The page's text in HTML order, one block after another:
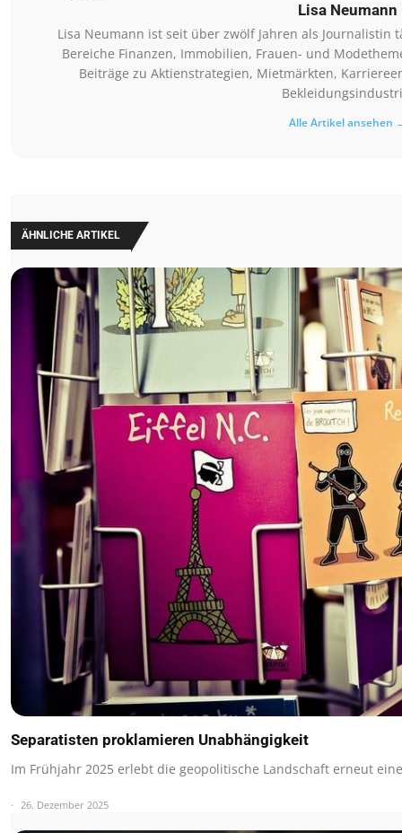
Lisa Neumann
Lisa Neumann ist seit über zwölf Jahren als
Bereiche Finanzen, Immobilien, Frauen- und
Beiträge zu Aktienstrategien, Mietmärkten,
Alle Artikel ansehen
ÄHNLICHE ARTIKEL
Separatisten proklamieren Unabhängigkeit
Im Frühjahr 2025 erlebt die geopolitische Landschaft erneut
26. Dezember 2025